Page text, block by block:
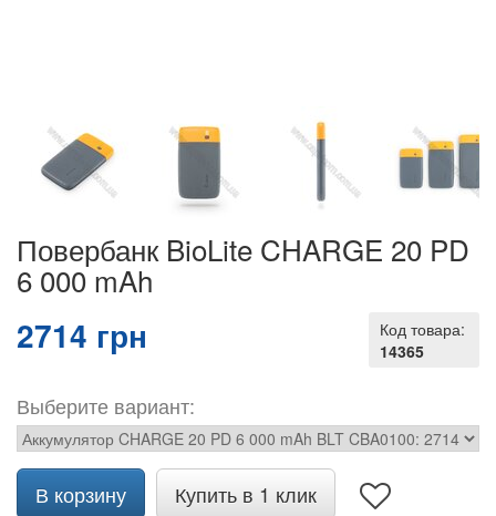
Повербанк BioLite CHARGE 20 PD
6 000 mAh
Код товара:
14365
2714 грн
Выберите вариант:
В корзину Купить в 1 клик